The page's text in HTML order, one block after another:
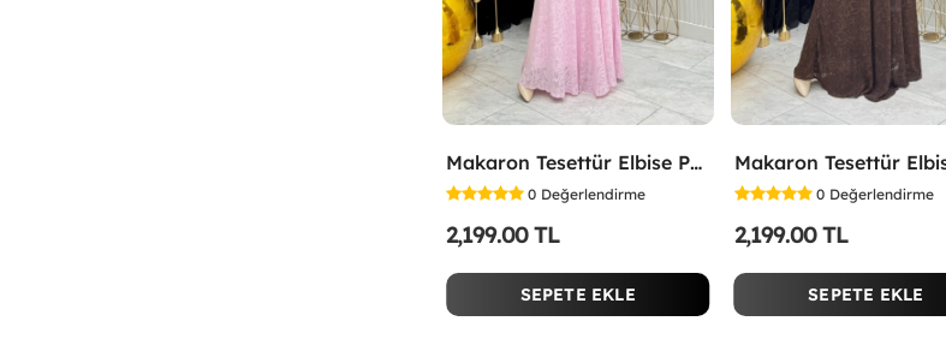
Makaron Tesettür Elbise Pembe Pembe
0 Değerlendirme
2,199.00 TL
SEPETE EKLE
0 Değerlendirme
2,199.00 TL
SEPETE EKLE